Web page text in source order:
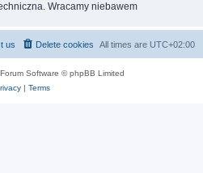
Wracamy niebawem
All times are UTC+02:00
Delete cookies
us
Software © phpBB Limited
| Terms